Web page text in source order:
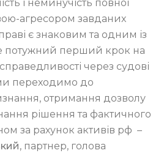
і неминучість повної
агресором завданих
є знаковим та одним із
потужний перший крок на
через судові
ми переходимо до
отримання дозволу
рішення та фактичного
за рахунок активів рф –
, партнер, голова